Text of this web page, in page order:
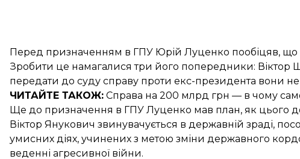
Перед призначенням в ГПУ Юрій Луценко пообіцяв,
Зробити це намагалися три його попередники: Віктор
передати до суду справу проти екс-президента вони
ЧИТАЙТЕ ТАКОЖ: Справа на 200 млрд грн — в чому
Ще до призначення в ГПУ Луценко мав план, як цього
Віктор Янукович звинувачується в державній зраді,
умисних діях, учинених з метою зміни державного
веденні агресивної війни.